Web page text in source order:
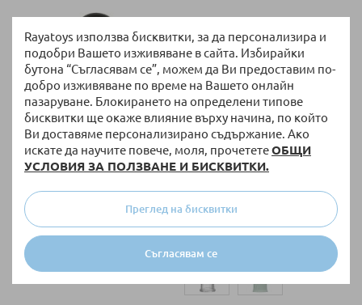
Rayatoys използва бисквитки, за да персонализира и
подобри Вашето изживяване в сайта. Избирайки
бутона “Съгласявам се”, можем да Ви предоставим по-
добро изживяване по време на Вашето онлайн
пазаруване. Блокирането на определени типове
бисквитки ще окаже влияние върху начина, по който
Ви доставяме персонализирано съдържание. Ако
искате да научите повече, моля, прочететеОБЩИ
УСЛОВИЯ ЗА ПОЛЗВАНЕ И БИСКВИТКИ.
Съгласявам се
Преглед на бисквитки
НАЛИЧНО
Ултразвуково устройство
против комари Cangaroo
Nappi
10,00 €/19,56 лв.
НАЛИЧНО
Бебешка четка за зъби за
пръст Dr.Brown's
3,90 €/7,63 лв.